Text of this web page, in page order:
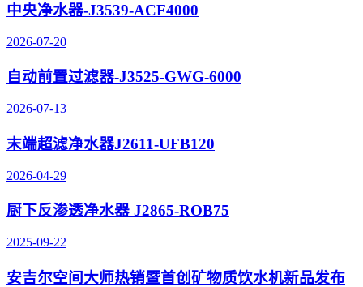
中央净水器-J3539-ACF4000
2026-07-20
自动前置过滤器-J3525-GWG-6000
2026-07-13
末端超滤净水器J2611-UFB120
2026-04-29
厨下反渗透净水器 J2865-ROB75
2025-09-22
安吉尔空间大师热销暨首创矿物质饮水机新品发布